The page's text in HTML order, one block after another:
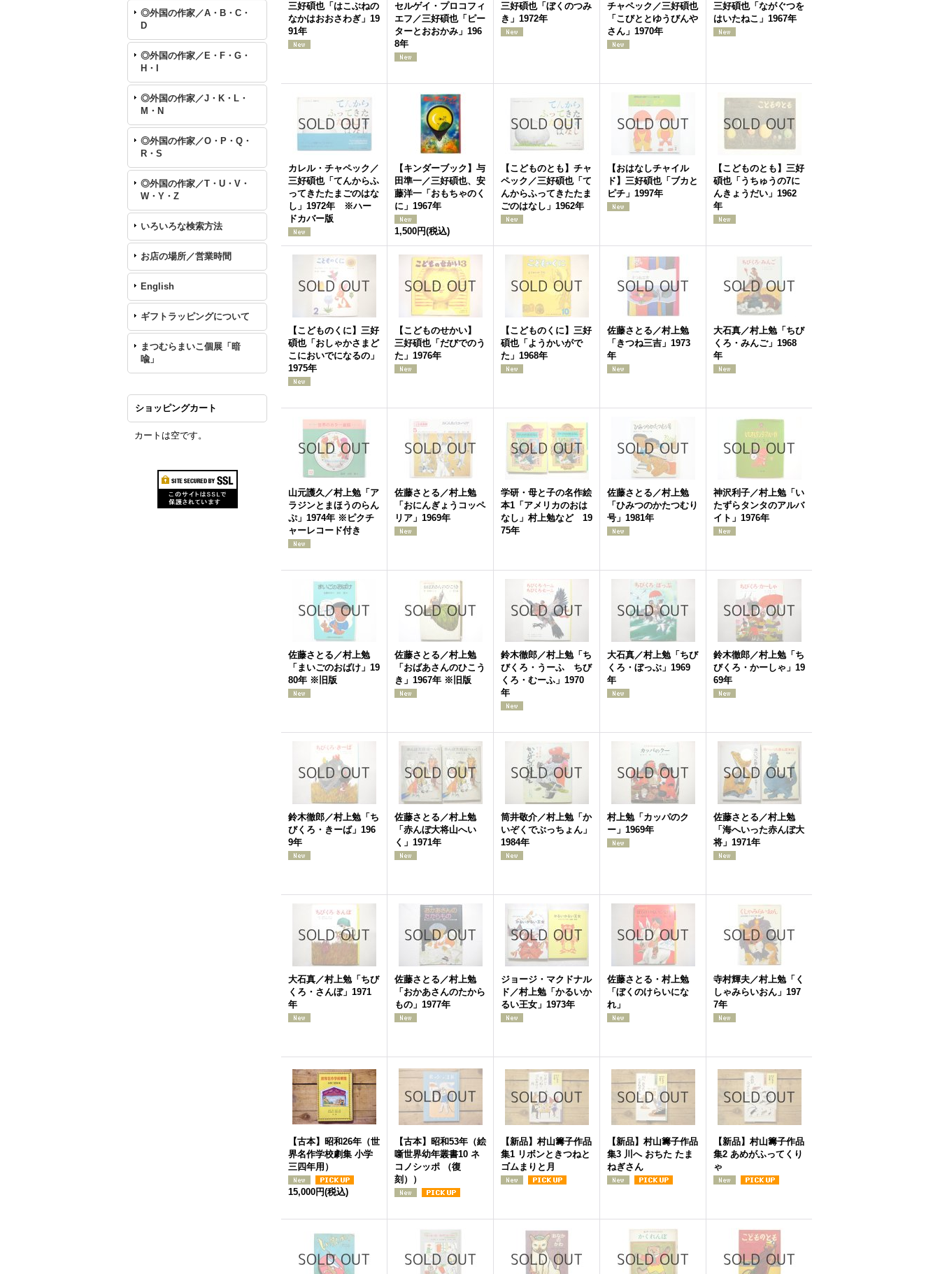
◎外国の作家／A・B・C・
D
◎外国の作家／E・F・G・
H・I
◎外国の作家／J・K・L・
M・N
◎外国の作家／O・P・Q・
R・S
◎外国の作家／T・U・V・
W・Y・Z
いろいろな検索方法
お店の場所／営業時間
English
ギフトラッピングについて
まつむらまいこ個展「暗
喩」
ショッピングカート
カートは空です。
三好碩也「はこぶねの
なかはおおさわぎ」19
91年
セルゲイ・プロコフィ
エフ／三好碩也「ピー
ターとおおかみ」196
8年
三好碩也「ぼくのつみ
き」1972年
チャペック／三好碩也
「こびととゆうびんや
さん」1970年
三好碩也「ながぐつを
はいたねこ」1967年
カレル・チャペック／
三好碩也「てんからふ
ってきたたまごのはな
し」1972年 ※ハー
ドカバー版
【キンダーブック】与
田準一／三好碩也、安
藤洋一「おもちゃのく
に」1967年
1,500円(税込)
【こどものとも】チャ
ペック／三好碩也「て
んからふってきたたま
ごのはなし」1962年
【おはなしチャイル
ド】三好碩也「ブカと
ピチ」1997年
【こどものとも】三好
碩也「うちゅうの7に
んきょうだい」1962
年
【こどものくに】三好
碩也「おしゃかさまど
こにおいでになるの」
1975年
【こどものせかい】
三好碩也「だびでのう
た」1976年
【こどものくに】三好
碩也「ようかいがで
た」1968年
佐藤さとる／村上勉
「きつね三吉」1973
年
大石真／村上勉「ちび
くろ・みんご」1968
年
山元護久／村上勉「ア
ラジンとまほうのらん
ぷ」1974年 ※ピクチ
ャーレコード付き
佐藤さとる／村上勉
「おにんぎょうコッペ
リア」1969年
学研・母と子の名作絵
本1「アメリカのおは
なし」村上勉など 19
75年
佐藤さとる／村上勉
「ひみつのかたつむり
号」1981年
神沢利子／村上勉「い
たずらタンタのアルバ
イト」1976年
佐藤さとる／村上勉
「まいごのおばけ」19
80年 ※旧版
佐藤さとる／村上勉
「おばあさんのひこう
き」1967年 ※旧版
鈴木徹郎／村上勉「ち
びくろ・うーふ ちび
くろ・むーふ」1970
年
大石真／村上勉「ちび
くろ・ぼっぶ」1969
年
鈴木徹郎／村上勉「ち
びくろ・かーしゃ」19
69年
鈴木徹郎／村上勉「ち
びくろ・きーば」196
9年
佐藤さとる／村上勉
「赤んぼ大将山へい
く」1971年
筒井敬介／村上勉「か
いぞくでぶっちょん」
1984年
村上勉「カッパのク
ー」1969年
佐藤さとる／村上勉
「海へいった赤んぼ大
将」1971年
大石真／村上勉「ちび
くろ・さんぼ」1971
年
佐藤さとる／村上勉
「おかあさんのたから
もの」1977年
ジョージ・マクドナル
ド／村上勉「かるいか
るい王女」1973年
佐藤さとる・村上勉
「ぼくのけらいにな
れ」
寺村輝夫／村上勉「く
しゃみらいおん」197
7年
【古本】昭和26年（世
界名作学校劇集 小学
三四年用）
15,000円(税込)
【古本】昭和53年（絵
噺世界幼年叢書10 ネ
コノシッポ （復
刻））
【新品】村山籌子作品
集1 リボンときつねと
ゴムまりと月
【新品】村山籌子作品
集3 川へ おちた たま
ねぎさん
【新品】村山籌子作品
集2 あめがふってくり
ゃ